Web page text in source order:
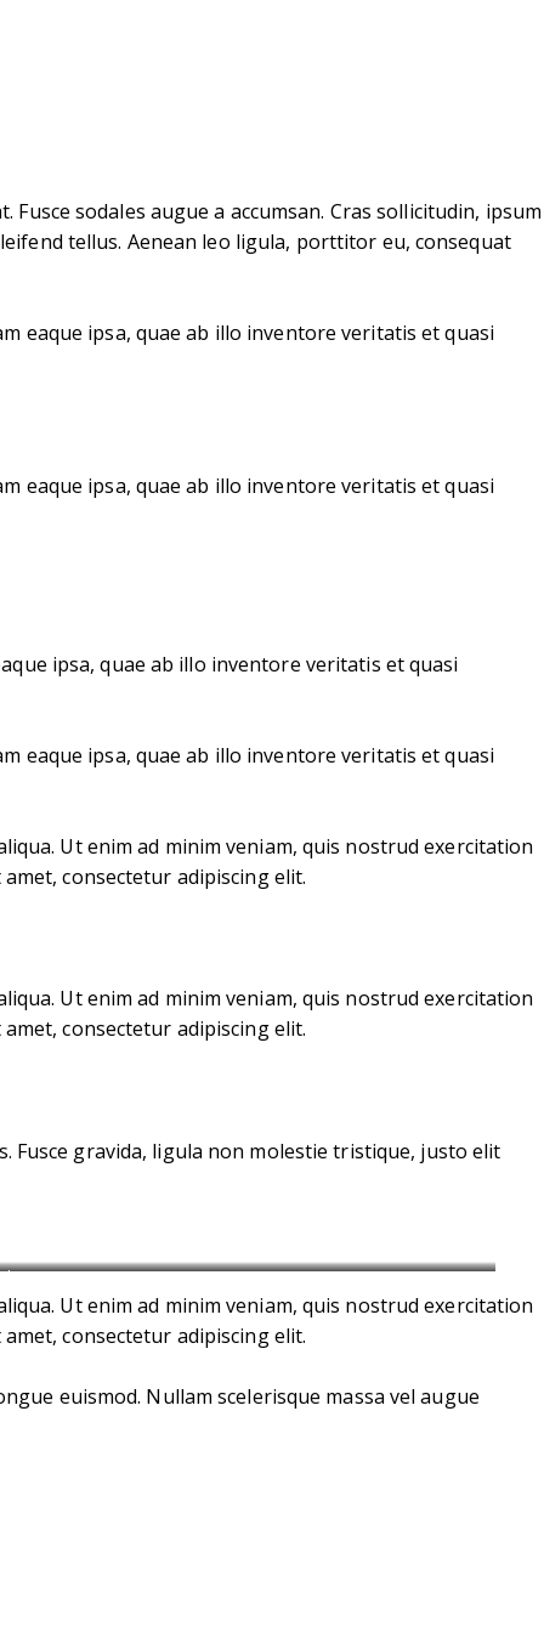
sodales augue a accumsan. Cras sollicitudin, ipsum
tellus. Aenean leo ligula, porttitor eu, consequat
eaque ipsa, quae ab illo inventore veritatis et quasi
eaque ipsa, quae ab illo inventore veritatis et quasi
ipsa, quae ab illo inventore veritatis et quasi
eaque ipsa, quae ab illo inventore veritatis et quasi
Ut enim ad minim veniam, quis nostrud exercitation
consectetur adipiscing elit.
Ut enim ad minim veniam, quis nostrud exercitation
consectetur adipiscing elit.
Fusce gravida, ligula non molestie tristique, justo elit
Ut enim ad minim veniam, quis nostrud exercitation
consectetur adipiscing elit.
euismod. Nullam scelerisque massa vel augue